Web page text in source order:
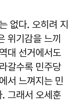
없다. 오히려 지
위기감을 느끼
대 선거에서도
갈수록 민주당
서 느껴지는 민
그래서 오세훈